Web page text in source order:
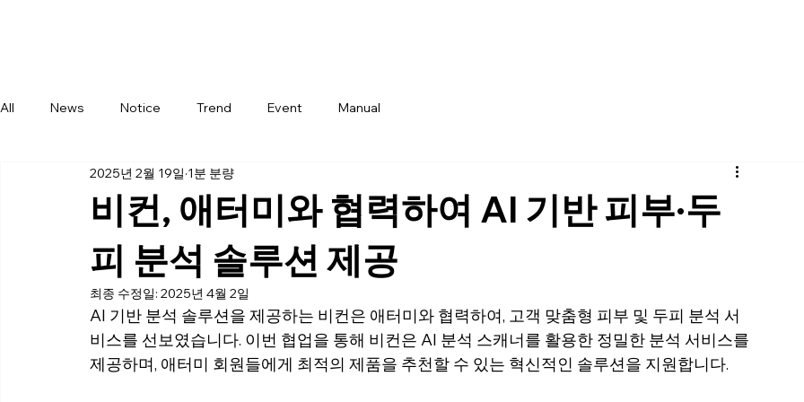
All News Notice Trend Event Manual
비컨, 애터미와 협력하여 AI 기반 피부·두
피 분석 솔루션 제공
2025년 2월 19일 1분 분량
최종 수정일: 2025년 4월 2일
AI 기반 분석 솔루션을 제공하는 비컨은 애터미와 협력하여, 고객 맞춤형 피부 및 두피 분석 서
비스를 선보였습니다. 이번 협업을 통해 비컨은 AI 분석 스캐너를 활용한 정밀한 분석 서비스를
제공하며, 애터미 회원들에게 최적의 제품을 추천할 수 있는 혁신적인 솔루션을 지원합니다.